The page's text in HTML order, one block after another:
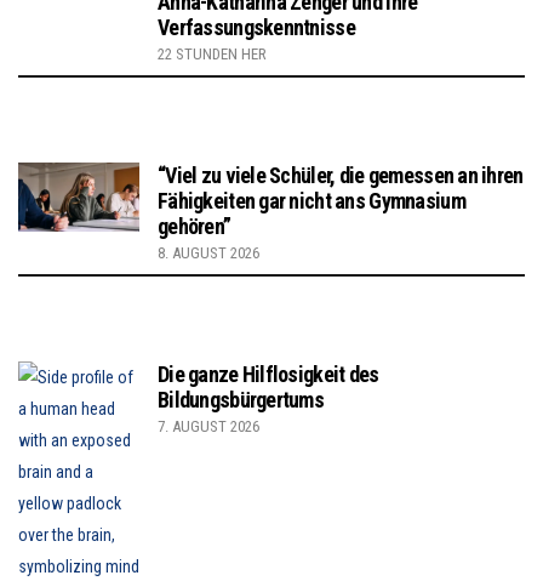
Verfassungskenntnisse
22 STUNDEN HER
“Viel zu viele Schüler, die gemessen an ihren
Fähigkeiten gar nicht ans Gymnasium
gehören”
8. AUGUST 2026
Die ganze Hilflosigkeit des
Bildungsbürgertums
7. AUGUST 2026